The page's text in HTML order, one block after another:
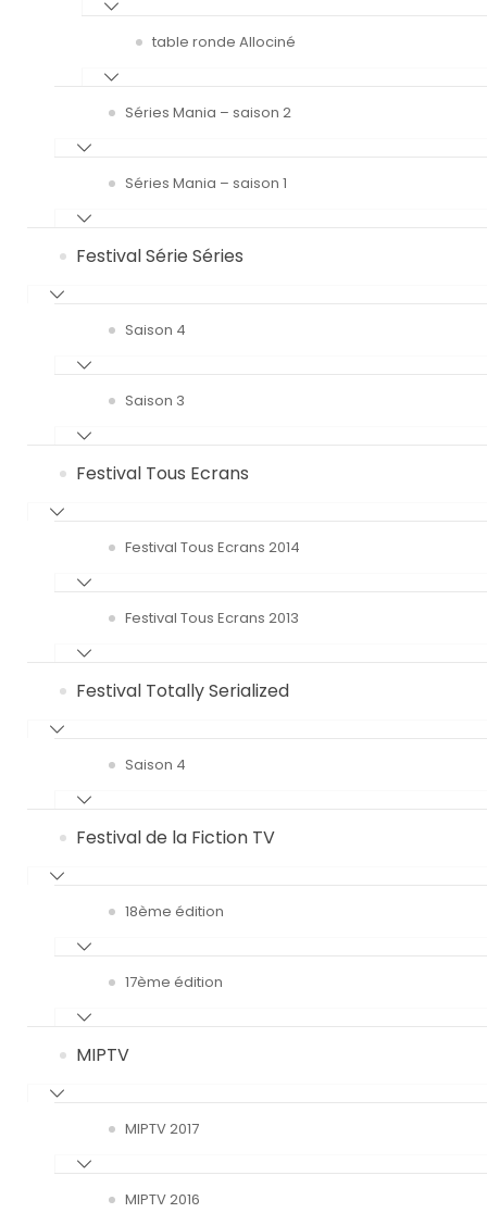
table ronde Allociné
Séries Mania – saison 2
Séries Mania – saison 1
Festival Série Séries
Saison 4
Saison 3
Festival Tous Ecrans
Festival Tous Ecrans 2014
Festival Tous Ecrans 2013
Festival Totally Serialized
Saison 4
Festival de la Fiction TV
18ème édition
17ème édition
MIPTV
MIPTV 2017
MIPTV 2016